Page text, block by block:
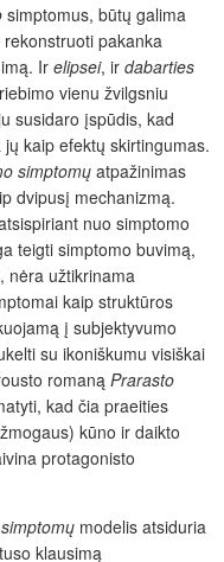
simptomus, būtų galima
rekonstruoti pakanka
Ir elipsei, ir dabarties
vienu žvilgsniu
susidaro įspūdis, kad
kaip efektų skirtingumas.
simptomų atpažinimas
dvipusį mechanizmą.
nuo simptomo
teigti simptomo buvimą,
nėra užtikrinama
kaip struktūros
į subjektyvumo
su ikoniškumu visiškai
romaną Prarasto
kad čia praeities
kūno ir daikto
protagonisto
modelis atsiduria
klausimą